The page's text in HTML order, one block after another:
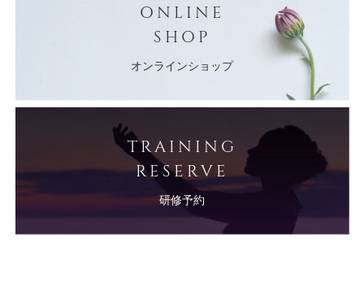
ONLINE
SHOP
オンラインショップ
TRAINING
RESERVE
研修予約